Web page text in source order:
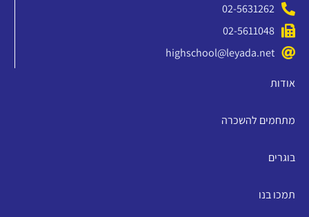
02-5631262
02-5611048
highschool@leyada.net
אודות
מתחמים להשכרה
בוגרים
תמכו בנו